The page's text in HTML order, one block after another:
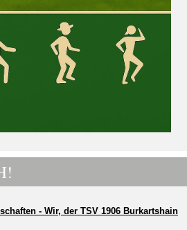
- Wir, der TSV 1906 Burkartshain